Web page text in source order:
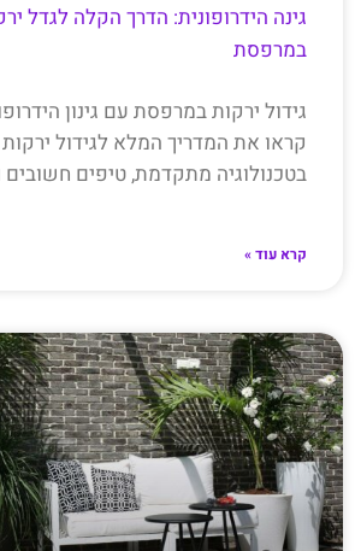
גינה הידרופונית: הדרך הקלה לגדל
במרפסת
גידול ירקות במרפסת עם גינון
קראו את המדריך המלא לגידול
בטכנולוגיה מתקדמת, טיפים
קרא עוד »